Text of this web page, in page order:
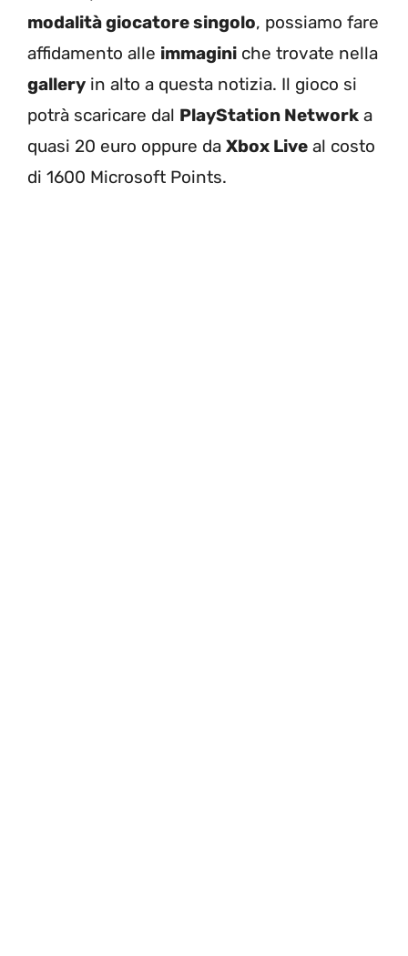
modalità giocatore singolo, possiamo fare
affidamento alle immagini che trovate nella
gallery in alto a questa notizia. Il gioco si
potrà scaricare dal PlayStation Network a
quasi 20 euro oppure da Xbox Live al costo
di 1600 Microsoft Points.